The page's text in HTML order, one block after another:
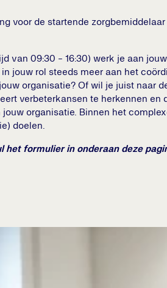
voor de startende
van 09:30 - 16:30) werk je aan
jouw rol steeds meer aan het
organisatie? Of wil je juist naar
verbeterkansen te herkennen en
organisatie. Binnen het
doelen.
het formulier in onderaan deze